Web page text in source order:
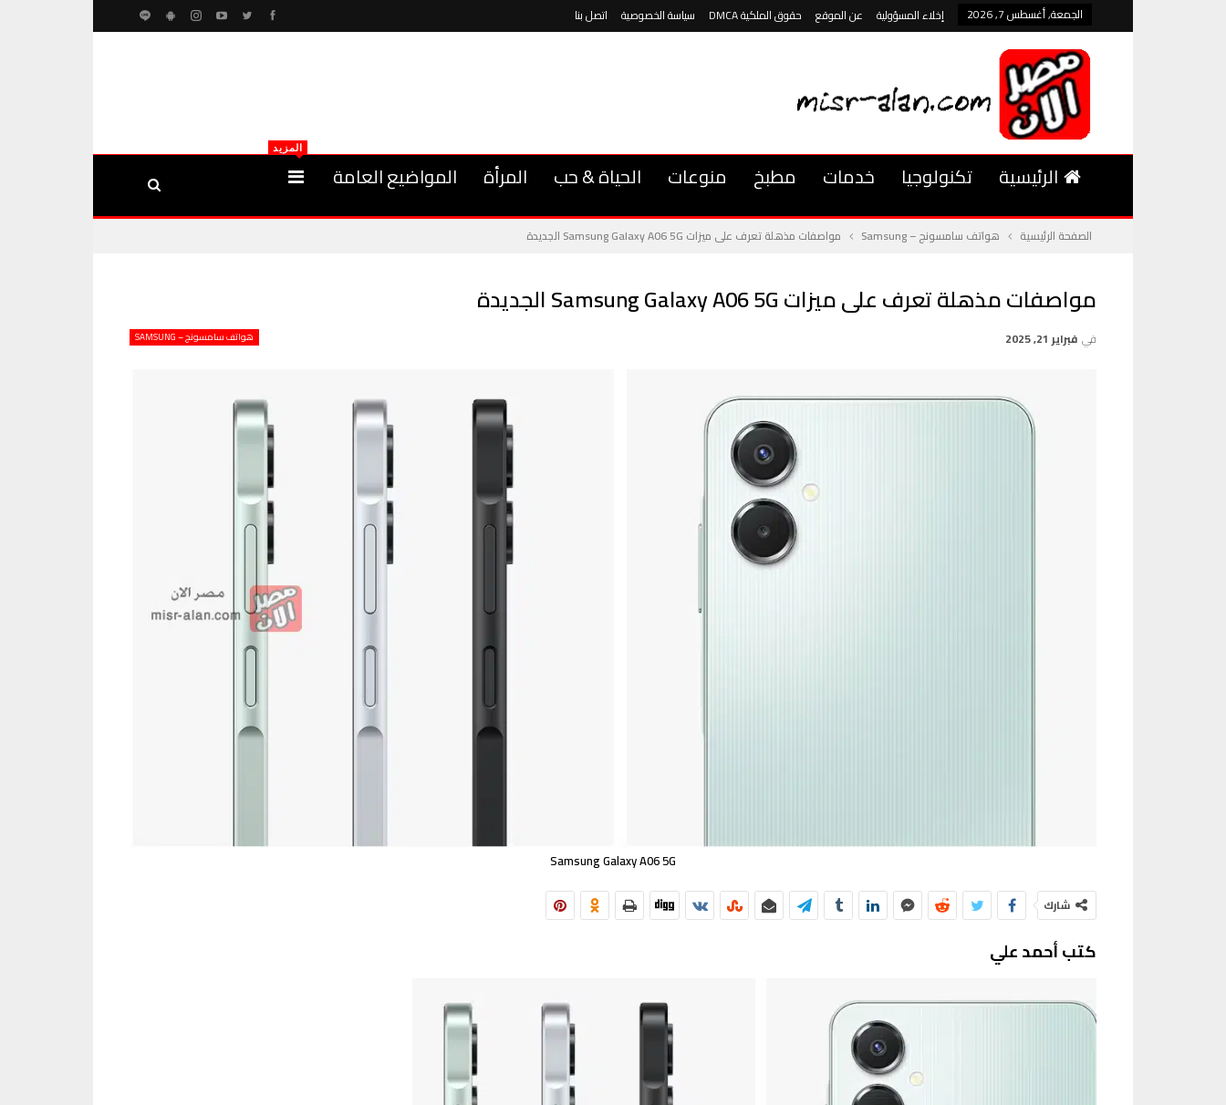
الجمعة, أغسطس 7, 2026 إخلاء المسؤولية عن الموقع حقوق الملكية DMCA سياسة الخصوصية اتصل بنا
الرئيسية تكنولوجيا خدمات مطبخ منوعات الحياة & حب المرأة المواضيع العامة
المزيد
الصفحة الرئيسية هواتف سامسونج – Samsung مواصفات مذهلة تعرف على ميزات Samsung Galaxy A06 5G الجديدة
مواصفات مذهلة تعرف على ميزات Samsung Galaxy A06 5G الجديدة
هواتف سامسونج – SAMSUNG في فبراير 21, 2025
Samsung Galaxy A06 5G
شارك
كتب أحمد علي